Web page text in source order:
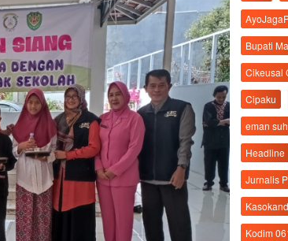
Bupati
Cikeusal
Cipaku
eman
Headline
Jurnalis
Kodim